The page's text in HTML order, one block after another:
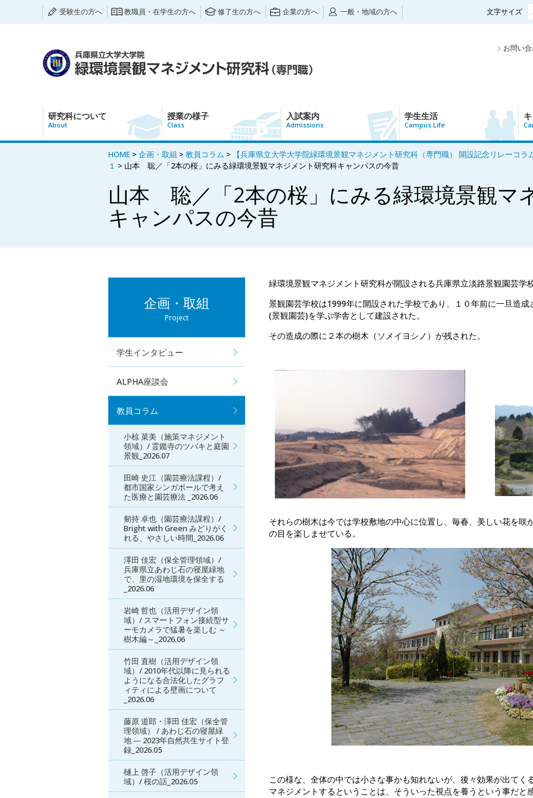
文字サイズ
受験生の方へ 教職員・在学生の方へ 修了生の方へ 企業の方へ 一般・地域の方へ
研究科について
About
授業の様子
Class
入試案内
Admissions
学生生活
Campus Life
お問い
HOME > 企画・取組 > 教員コラム > 【兵庫県立大学大学院緑環境景観マネジメント研究科（専門職） 開設記念リレーコラ
１ > 山本 聡／「2本の桜」にみる緑環境景観マネジメント研究科キャンパスの今昔
山本 聡／「2本の桜」にみる緑環境景観マ
キャンパスの今昔
緑環境景観マネジメント研究科が開設される兵庫県立淡路景観園芸学
景観園芸学校は1999年に開設された学校であり、１０年前に一旦造
(景観園芸)を学ぶ学舎として建設された。
その造成の際に２本の樹木（ソメイヨシノ）が残された。
それらの樹木は今では学校敷地の中心に位置し、毎春、美しい花を咲
の目を楽しませている。
この様な、全体の中では小さな事かも知れないが、後々効果が出てく
マネジメントするということは、そういった視点を養うという事だと
企画・取組
Project
学生インタビュー
ALPHA座談会
教員コラム
小椋 菜美（施策マネジメント
領域）/ 霊鑑寺のツバキと庭園
景観_2026.07
田崎 史江（園芸療法課程）/
都市国家シンガポールで考え
た医療と園芸療法 _2026.06
剱持 卓也（園芸療法課程）/
Bright with Green みどりがく
れる、やさしい時間_2026.06
澤田 佳宏（保全管理領域）/
兵庫県立あわじ石の寝屋緑地
で、里の湿地環境を保全する
_2026.06
岩崎 哲也（活用デザイン領
域）/ スマートフォン接続型サ
ーモカメラで猛暑を楽しむ ～
樹木編～_2026.06
竹田 直樹（活用デザイン領
域）/ 2010年代以降に見られる
ようになる合法化したグラフ
ィティによる壁画について
_2026.06
藤原 道郎・澤田 佳宏（保全管
理領域） / あわじ石の寝屋緑
地 ― 2023年自然共生サイト登
録_2026.05
樋上 啓子（活用デザイン領
域）/ 桜の話_2026.05